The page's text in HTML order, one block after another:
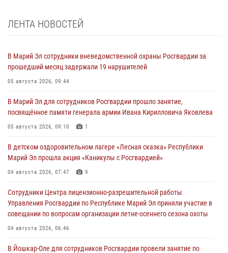
ЛЕНТА НОВОСТЕЙ
В Марий Эл сотрудники вневедомственной охраны Росгвардии за
прошедший месяц задержали 19 нарушителей
05 августа 2026, 09:44
В Марий Эл для сотрудников Росгвардии прошло занятие,
посвящённое памяти генерала армии Ивана Кирилловича Яковлева
05 августа 2026, 09:10 1
В детском оздоровительном лагере «Лесная сказка» Республики
Марий Эл прошла акция «Каникулы с Росгвардией»
04 августа 2026, 07:47 9
Сотрудники Центра лицензионно-разрешительной работы
Управления Росгвардии по Республике Марий Эл приняли участие в
совещании по вопросам организации летне-осеннего сезона охоты
04 августа 2026, 06:46
В Йошкар-Оле для сотрудников Росгвардии провели занятие по